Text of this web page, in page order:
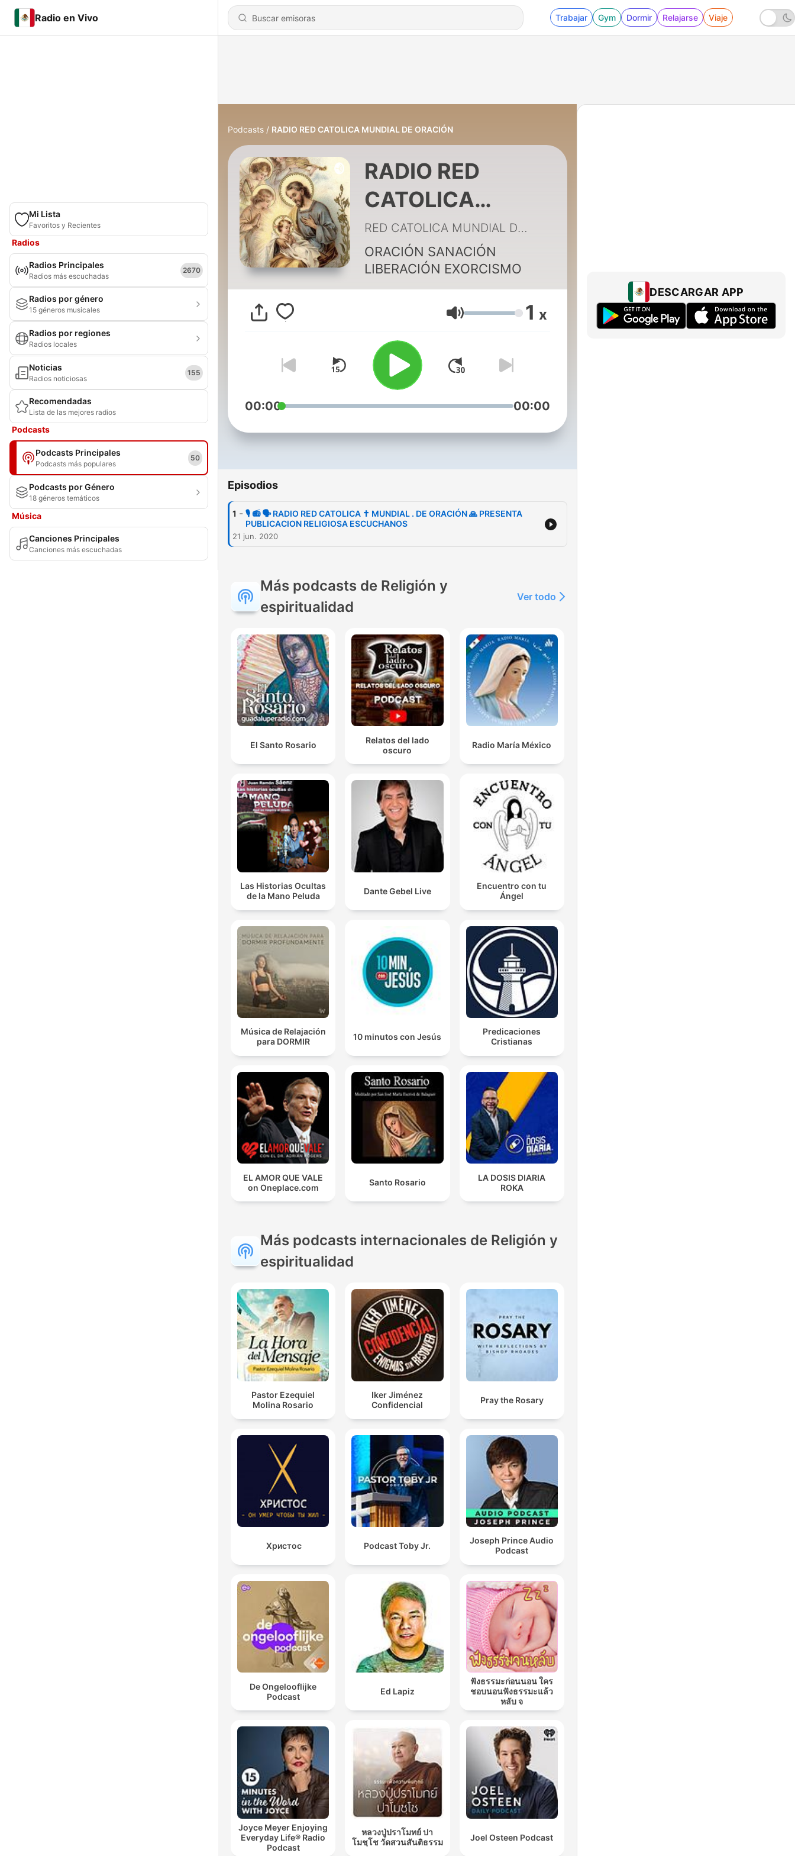
Radio en Vivo Trabajar Gym Dormir Relajarse Viaje
Mi Lista
Favoritos y Recientes
Radios
Radios Principales
Radios más escuchadas
2670
Radios por género
15 géneros musicales
Radios por regiones
Radios locales
Noticias
Radios noticiosas
155
Recomendadas
Lista de las mejores radios
Podcasts
Podcasts Principales
Podcasts más populares
50
Podcasts por Género
18 géneros temáticos
Música
Canciones Principales
Canciones más escuchadas
Podcasts RADIO RED CATOLICA MUNDIAL DE ORACIÓN
RADIO RED
CATOLICA
MUNDIAL DE
ORACIÓN
RED CATOLICA MUNDIAL DE ORACIÓN
ORACIÓN SANACIÓN
LIBERACIÓN EXORCISMO
Volumen 1 x
00:00 00:00
Episodios
1 - 🎙 📻 🗣 RADIO RED CATOLICA ✝️ MUNDIAL . DE ORACIÓN 🙏 PRESENTA
PUBLICACION RELIGIOSA ESCUCHANOS
21 jun. 2020
Más podcasts de Religión y
espiritualidad
Ver todo
El Santo Rosario
Relatos del lado
oscuro
Radio María México
Las Historias Ocultas
de la Mano Peluda
Dante Gebel Live
Encuentro con tu
Ángel
Música de Relajación
para DORMIR
10 minutos con Jesús
Predicaciones
Cristianas
EL AMOR QUE VALE
on Oneplace.com
Santo Rosario
LA DOSIS DIARIA
ROKA
Más podcasts internacionales de Religión y
espiritualidad
Pastor Ezequiel
Molina Rosario
Iker Jiménez
Confidencial
Pray the Rosary
Христос Podcast Toby Jr.
Joseph Prince Audio
Podcast
De Ongelooflijke
Podcast
Ed Lapiz
ฟังธรรมะก่อนนอน ใคร
ชอบนอนฟังธรรมะแล้ว
หลับ จ
Joyce Meyer Enjoying
Everyday Life® Radio
Podcast
หลวงปู่ปราโมทย์ ปา
โมชฺโช วัดสวนสันติธรรม
Joel Osteen Podcast
DESCARGAR APP